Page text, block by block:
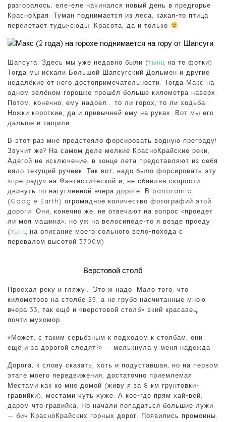
разгоралось, еле-еле начинался новый день в предгорье
КрасноКрая. Туман поднимается из леса, какая-то птица
перелетает туды-сюды. Красота, да и только
Шапсуга. Здесь мы уже недавно были (тынц на те фотки).
Тогда мы искали Большой Шапсугский Дольмен и другие
недалёкие от него достопримечательности. Тогда Макс на
одном зелёном горошке прошёл больше километра наверх.
Потом, конечно, ему надоел… то ли горох, то ли ходьба.
Ножки короткие, да и привычней ему на руках. Вот мы его
дальше и тащили.
В этот раз мне предстояло форсировать водную преграду!
Звучит же? На самом деле мелкие КрасноКрайские реки,
Адегой не исключение, в конце лета представляют из себя
вяло текущий ручеёк. Так вот, надо было форсировать эту
«преграду» на Фантастической и, не сбавляя скорости,
двинуть по нагугленной вчера дороге. В panoramio
(Google Earth) огромадное количество фотографий этой
дороги. Они, конечно же, не отвечают на вопрос «проедет
ли моя машина», но уж на велосипеде-то я везде проеду
(тынц на описание моего сольного вело-похода с
перевалом высотой 3700м)
Верстовой столб
Проехал реку и гляжу… Это ж надо. Мало того, что
километров на столбе 25, а не грубо насчитанные мною
вчера 33, так ещё и «верстовой столб» экий красавец,
почти мухомор.
«Может, с таким серьёзным к подходом к столбам, они
ещё и за дорогой следят?» — мелькнула у меня надежда.
Дорога, к слову сказать, хоть и подуставшая, но на первом
этапе моего передвижения, достаточно приемлемая.
Местами как ко мне домой (живу я за 8 км грунтовки-
гравийки), местами чуть хуже. А кое-где прям хай-вей,
даром что гравийка. Но начали попадаться большие лужи
— бич КрасноКрайских горных дорог. Появились промоины.